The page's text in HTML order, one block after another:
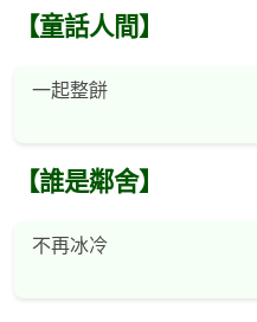
【童話人間】
一起整餅
【誰是鄰舍】
不再冰冷